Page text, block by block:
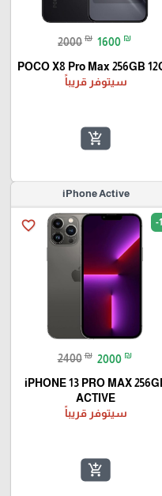
2000 ₪ 1600 ₪
POCO X8 Pro Max 256GB
سيتوفر قريباً
add_shopping_cart
iPhone Active
favorite_border -
2400 ₪ 2000 ₪
iPHONE 13 PRO MAX
ACTIVE
سيتوفر قريباً
add_shopping_cart